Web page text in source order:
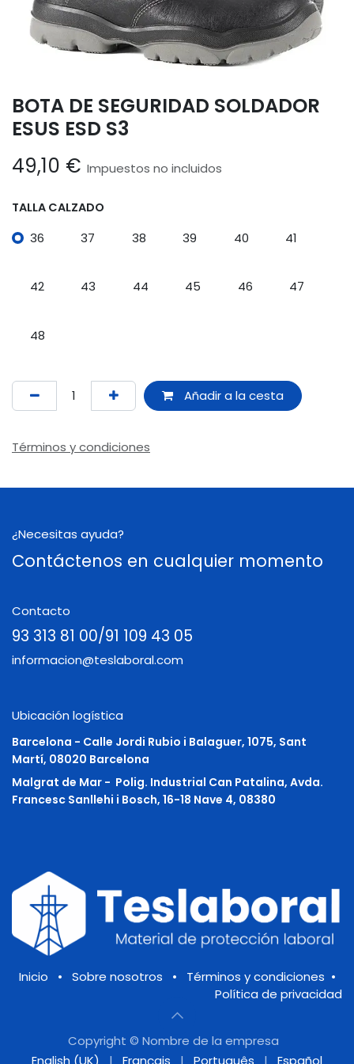
BOTA DE SEGURIDAD SOLDADOR
ESUS ESD S3
49,10 € Impuestos no incluidos
TALLA CALZADO
36 37 38 39 40 41
42 43 44 45 46 47
48
Añadir a la cesta
Términos y condiciones
¿Necesitas ayuda?
Contáctenos en cualquier momento
Contacto
93 313 81 00/91 109 43 05
informacion@teslaboral.com
Ubicación logística
Barcelona - Calle Jordi Rubio i Balaguer, 1075, Sant
Martí, 08020 Barcelona
Malgrat de Mar - Polig. Industrial Can Patalina, Avda.
Francesc Sanllehi i Bosch, 16-18 Nave 4, 08380
Inicio • Sobre nosotros • Términos y condiciones •
Política de privacidad
Copyright © Nombre de la empresa
English (UK)
| Français | Português | Español